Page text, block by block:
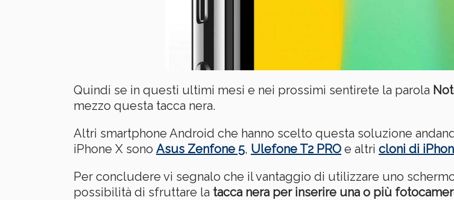
Quindi se in questi ultimi mesi e nei prossimi sentirete la parola
mezzo questa tacca nera.
Altri smartphone Android che hanno scelto questa soluzione
iPhone X sono Asus Zenfone 5, Ulefone T2 PRO e altri cloni di
Per concludere vi segnalo che il vantaggio di utilizzare uno
possibilità di sfruttare la tacca nera per inserire una o più